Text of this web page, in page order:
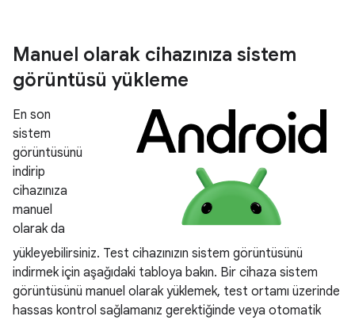
Manuel olarak cihazınıza sistem
görüntüsü yükleme
En son
sistem
görüntüsünü
indirip
cihazınıza
manuel
olarak da
yükleyebilirsiniz. Test cihazınızın sistem görüntüsünü
indirmek için aşağıdaki tabloya bakın. Bir cihaza sistem
görüntüsünü manuel olarak yüklemek, test ortamı üzerinde
hassas kontrol sağlamanız gerektiğinde veya otomatik